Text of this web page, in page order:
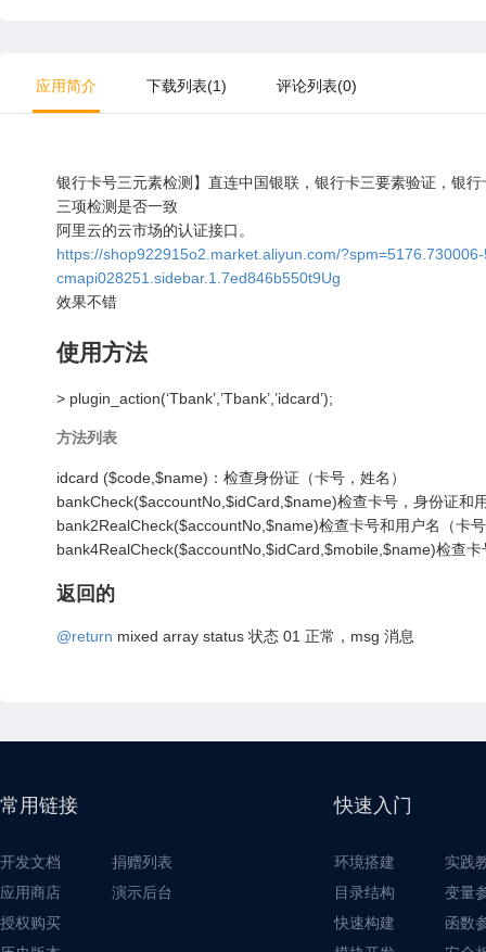
应用简介 下载列表(1) 评论列表(0)
银行卡号三元素检测】直连中国银联，银行卡三要素验证，银
三项检测是否一致
阿里云的云市场的认证接口。
https://shop922915o2.market.aliyun.com/
cmapi028251.sidebar.1.7ed846b550t9Ug
效果不错
使用方法
> plugin_action(‘Tbank’,’Tbank’,’idcard’);
方法列表
idcard ($code,$name)：检查身份证（卡号，姓名）
bankCheck($accountNo,$idCard,$name)检查卡号，身份证和
bank2RealCheck($accountNo,$name)检查卡号和用户名（卡
bank4RealCheck($accountNo,$idCard,$mobile,$name)检查
返回的
@return mixed array status 状态 01 正常，msg 消息
常用链接
开发文档
捐赠列表
应用商店
演示后台
授权购买
快速入门
环境搭建
实践
目录结构
变量
快速构建
函数